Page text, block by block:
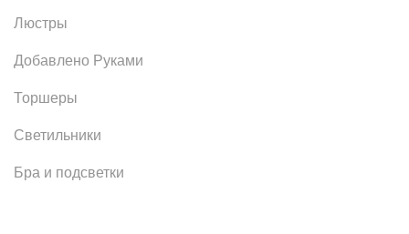
Люстры
Добавлено Руками
Торшеры
Светильники
Бра и подсветки